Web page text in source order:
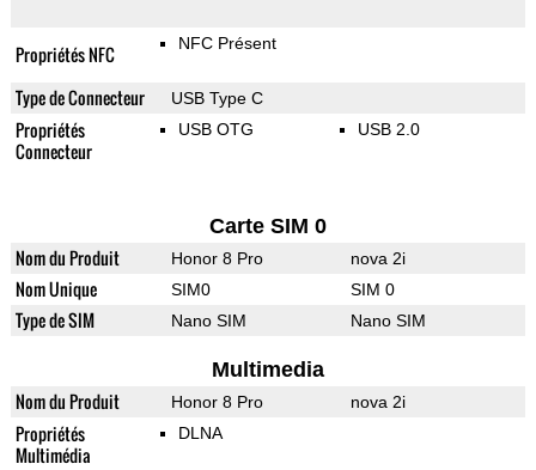
Propriétés NFC NFC Présent
Type de Connecteur USB Type C
Propriétés
Connecteur
USB OTG USB 2.0
Carte SIM 0
Nom du Produit Honor 8 Pro nova 2i
Nom Unique SIM0 SIM 0
Type de SIM Nano SIM Nano SIM
Multimedia
Nom du Produit Honor 8 Pro nova 2i
Propriétés
Multimédia
DLNA